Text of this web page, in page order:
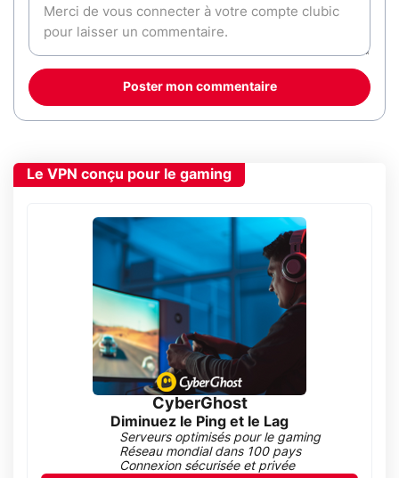
Poster mon commentaire
Le VPN conçu pour le gaming
CyberGhost
Diminuez le Ping et le Lag
Serveurs optimisés pour le gaming
Réseau mondial dans 100 pays
Connexion sécurisée et privée